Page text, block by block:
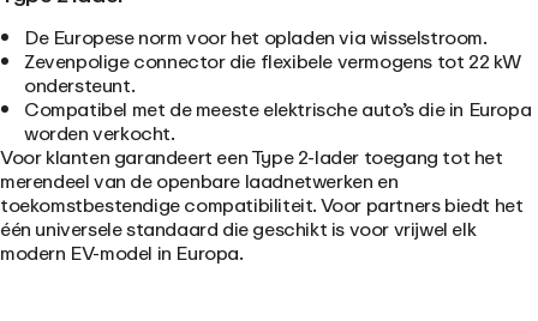
De Europese norm voor het opladen via wisselstroom.
Zevenpolige connector die flexibele vermogens tot 22 kW
ondersteunt.
Compatibel met de meeste elektrische auto’s die in Europa
worden verkocht.
Voor klanten garandeert een Type 2-lader toegang tot het
merendeel van de openbare laadnetwerken en
toekomstbestendige compatibiliteit. Voor partners biedt het
één universele standaard die geschikt is voor vrijwel elk
modern EV-model in Europa.